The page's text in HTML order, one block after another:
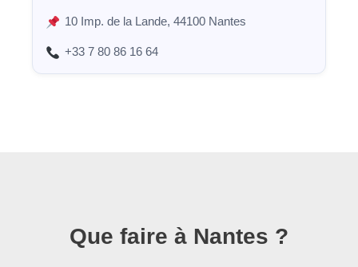
10 Imp. de la Lande, 44100 Nantes
+33 7 80 86 16 64
Que faire à Nantes ?